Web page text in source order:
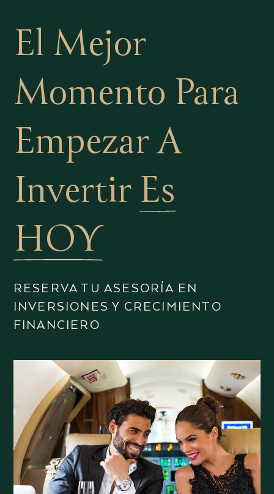
El Mejor
Momento Para
Empezar A
Invertir Es
HOY
RESERVA TU ASESORÍA EN
INVERSIONES Y CRECIMIENTO
FINANCIERO